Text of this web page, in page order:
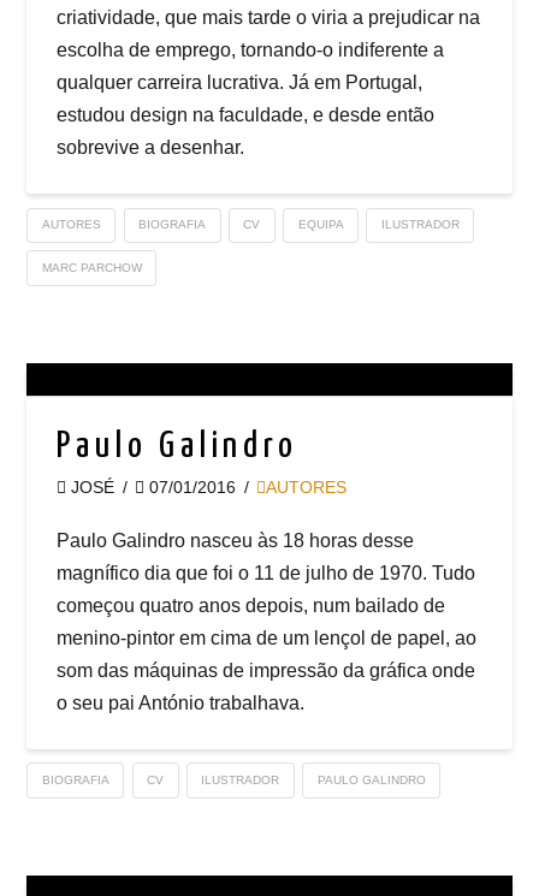
criatividade, que mais tarde o viria a prejudicar na
escolha de emprego, tornando-o indiferente a
qualquer carreira lucrativa. Já em Portugal,
estudou design na faculdade, e desde então
sobrevive a desenhar.
AUTORES BIOGRAFIA CV EQUIPA ILUSTRADOR
MARC PARCHOW
Paulo Galindro
JOSÉ 07/01/2016 AUTORES
Paulo Galindro nasceu às 18 horas desse
magnífico dia que foi o 11 de julho de 1970. Tudo
começou quatro anos depois, num bailado de
menino-pintor em cima de um lençol de papel, ao
som das máquinas de impressão da gráfica onde
o seu pai António trabalhava.
BIOGRAFIA CV ILUSTRADOR PAULO GALINDRO